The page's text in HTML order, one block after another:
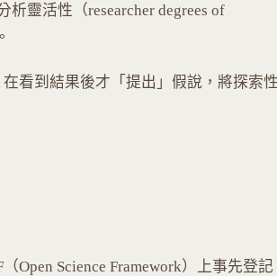
析靈活性（researcher degrees of
在看到結果後才「提出」假說，將探索
Open Science Framework）上事先登記